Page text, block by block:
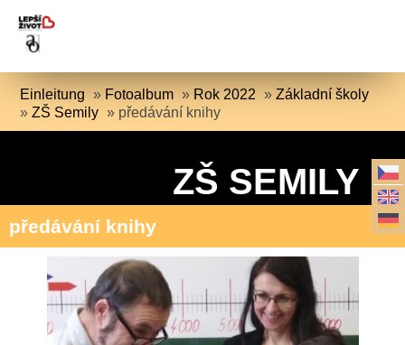
Einleitung » Fotoalbum » Rok 2022 »Základní školy
»ZŠ Semily » předávání knihy
ZŠ SEMILY
předávání knihy